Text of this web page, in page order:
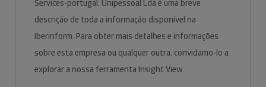
Services-portugal, Unipessoal Lda é uma breve
descrição de toda a informação disponível na
Iberinform. Para obter mais detalhes e informações
sobre esta empresa ou qualquer outra, convidamo-lo a
explorar a nossa ferramenta Insight View.